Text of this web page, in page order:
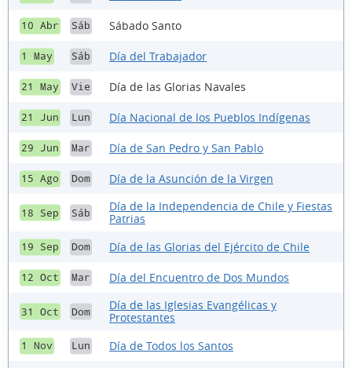
10 Abr Sáb Sábado Santo
1 May Sáb Día del Trabajador
21 May Vie Día de las Glorias Navales
21 Jun Lun Día Nacional de los Pueblos Indígenas
29 Jun Mar Día de San Pedro y San Pablo
15 Ago Dom Día de la Asunción de la Virgen
18 Sep Sáb
Día de la Independencia de Chile y Fiestas
Patrias
19 Sep Dom Día de las Glorias del Ejército de Chile
12 Oct Mar Día del Encuentro de Dos Mundos
31 Oct Dom
Día de las Iglesias Evangélicas y
Protestantes
1 Nov Lun Día de Todos los Santos